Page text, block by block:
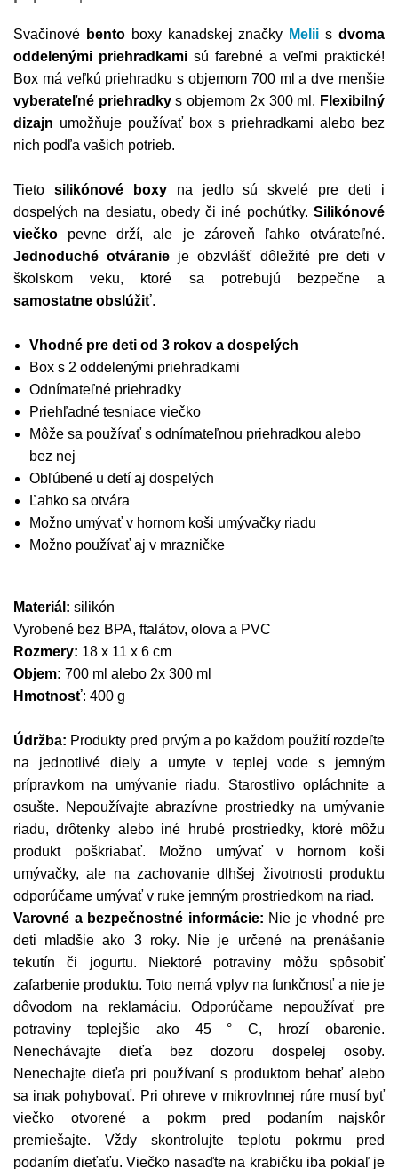
Svačinové bento boxy kanadskej značky Melii sdvoma
oddelenými priehradkami sú farebné a veľmi praktické!
Box má veľkú priehradku s objemom 700 ml a dve menšie
vyberateľné priehradkys objemom 2x 300 ml. Flexibilný
dizajn umožňuje používať box s priehradkami alebo bez
nich podľa vašich potrieb.
Tieto silikónové boxyna jedlo sú skvelé pre deti i
dospelých na desiatu, obedy či iné pochúťky. Silikónové
viečko pevne drží, ale je zároveň ľahko otvárateľné.
Jednoduché otváranie je obzvlášť dôležité pre deti v
školskom veku, ktoré sa potrebujú bezpečne a
samostatne obslúžiť.
Vhodné pre deti od 3 rokov a dospelých
Box s 2 oddelenými priehradkami
Odnímateľné priehradky
Priehľadné tesniace viečko
Môže sa používať s odnímateľnou priehradkou alebo
bez nej
Obľúbené u detí aj dospelých
Ľahko sa otvára
Možno umývať v hornom koši umývačky riadu
Možno používať aj v mrazničke
Materiál: silikón
Vyrobené bez BPA, ftalátov, olova a PVC
Rozmery: 18 x 11 x 6 cm
Objem: 700 ml alebo 2x 300 ml
Hmotnosť: 400 g
Údržba: Produkty pred prvým a po každom použití rozdeľte
na jednotlivé diely a umyte v teplej vode s jemným
prípravkom na umývanie riadu. Starostlivo opláchnite a
osušte. Nepoužívajte abrazívne prostriedky na umývanie
riadu, drôtenky alebo iné hrubé prostriedky, ktoré môžu
produkt poškriabať. Možno umývať v hornom koši
umývačky, ale na zachovanie dlhšej životnosti produktu
odporúčame umývať v ruke jemným prostriedkom na riad.
Varovné a bezpečnostné informácie: Nie je vhodné pre
deti mladšie ako 3 roky. Nie je určené na prenášanie
tekutín či jogurtu. Niektoré potraviny môžu spôsobiť
zafarbenie produktu. Toto nemá vplyv na funkčnosť a nie je
dôvodom na reklamáciu. Odporúčame nepoužívať pre
potraviny teplejšie ako 45 ° C, hrozí obarenie.
Nenechávajte dieťa bez dozoru dospelej osoby.
Nenechajte dieťa pri používaní s produktom behať alebo
sa inak pohybovať. Pri ohreve v mikrovlnnej rúre musí byť
viečko otvorené a pokrm pred podaním najskôr
premiešajte. Vždy skontrolujte teplotu pokrmu pred
podaním dieťaťu. Viečko nasaďte na krabičku iba pokiaľ je